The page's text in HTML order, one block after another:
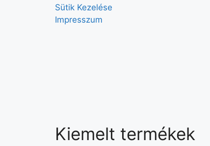
Sütik Kezelése
Impresszum
Kiemelt termékek